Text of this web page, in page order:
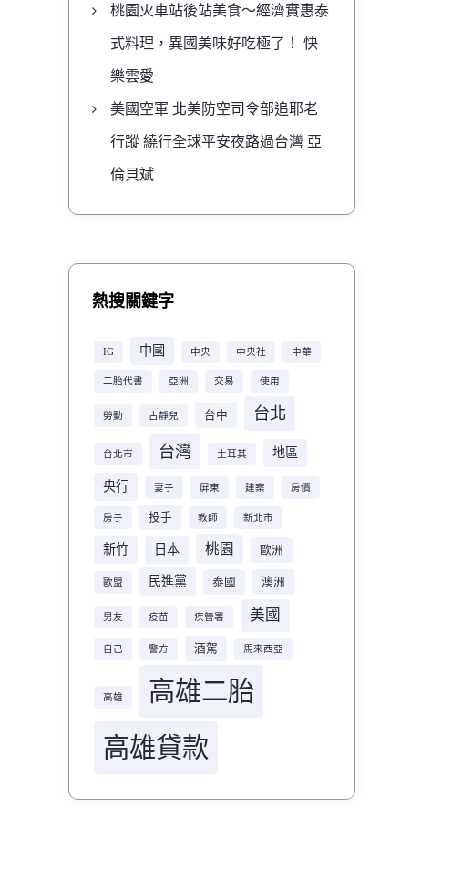
桃園火車站後站美食～經濟實惠泰
式料理，異國美味好吃極了！ 快
樂雲愛
美國空軍 北美防空司令部追耶老
行蹤 繞行全球平安夜路過台灣 亞
倫貝斌
熱搜關鍵字
IG 中國 中央 中央社 中華
二胎代書 亞洲 交易 使用
勞動 古靜兒 台中 台北
台北市 台灣 土耳其 地區
央行 妻子 屏東 建案 房價
房子 投手 教師 新北市
新竹 日本 桃園 歐洲
歐盟 民進黨 泰國 澳洲
男友 疫苗 疾管署 美國
自己 警方 酒駕 馬來西亞
高雄
高雄二胎
高雄貸款